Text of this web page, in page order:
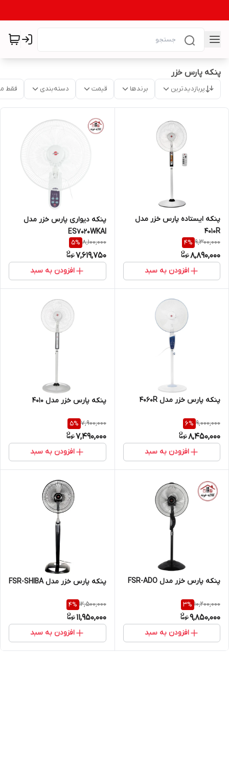
پنکه پارس خزر
پربازدیدترین برندها قیمت دسته‌بندی فقط
پنکه ایستاده پارس خزر مدل
4010R
9,300,000
4%
8,890,000
افزودن به سبد
پنکه دیواری پارس خزر مدل
ES7020WKAI
8,100,000
5%
7,619,750
افزودن به سبد
پنکه پارس خزر مدل 4060R
9,000,000
6%
8,450,000
افزودن به سبد
پنکه پارس خزر مدل 4010
7,900,000
5%
7,490,000
افزودن به سبد
پنکه پارس خزر مدل FSR-ADO
10,200,000
3%
9,850,000
افزودن به سبد
پنکه پارس خزر مدل FSR-SHIBA
12,500,000
4%
11,950,000
افزودن به سبد